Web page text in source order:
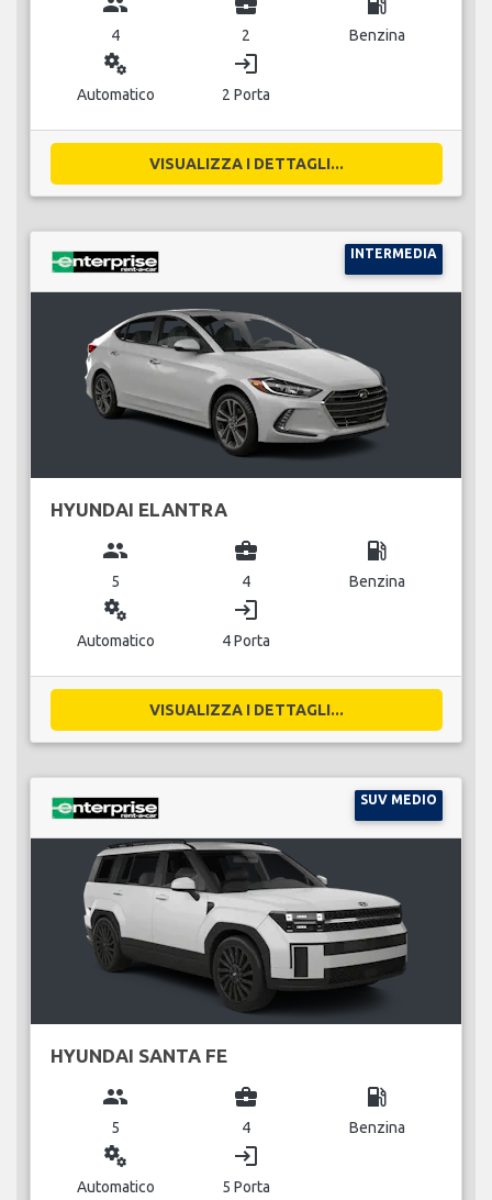
4 2 Benzina
miscellaneous_services
Automatico
login
2 Porta
VISUALIZZA I DETTAGLI...
INTERMEDIA
HYUNDAI ELANTRA
group
5
business_center
4
local_gas_station
Benzina
miscellaneous_services
Automatico
login
4 Porta
VISUALIZZA I DETTAGLI...
SUV MEDIO
HYUNDAI SANTA FE
group
5
business_center
4
local_gas_station
Benzina
miscellaneous_services
Automatico
login
5 Porta